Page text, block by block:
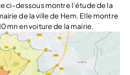
ci-dessous montre l’étude de la
de la ville de Hem. Elle montre
mn en voiture de la mairie.